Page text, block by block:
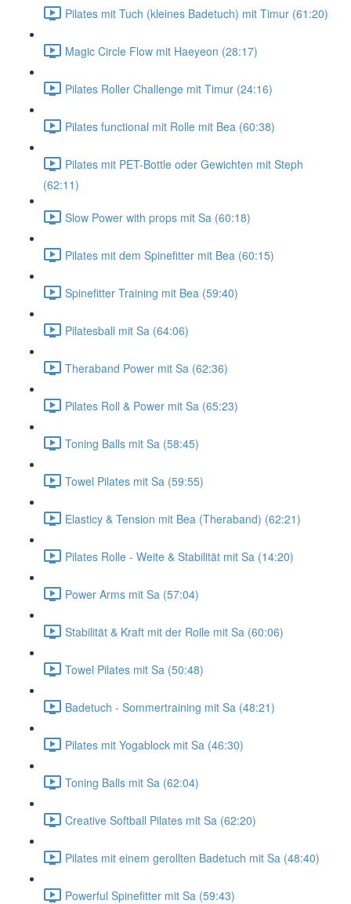
Pilates mit Tuch (kleines Badetuch) mit Timur (61:20)
Magic Circle Flow mit Haeyeon (28:17)
Pilates Roller Challenge mit Timur (24:16)
Pilates functional mit Rolle mit Bea (60:38)
Pilates mit PET-Bottle oder Gewichten mit Steph
(62:11)
Slow Power with props mit Sa (60:18)
Pilates mit dem Spinefitter mit Bea (60:15)
Spinefitter Training mit Bea (59:40)
Pilatesball mit Sa (64:06)
Theraband Power mit Sa (62:36)
Pilates Roll & Power mit Sa (65:23)
Toning Balls mit Sa (58:45)
Towel Pilates mit Sa (59:55)
Elasticy & Tension mit Bea (Theraband) (62:21)
Pilates Rolle - Weite & Stabilität mit Sa (14:20)
Power Arms mit Sa (57:04)
Stabilität & Kraft mit der Rolle mit Sa (60:06)
Towel Pilates mit Sa (50:48)
Badetuch - Sommertraining mit Sa (48:21)
Pilates mit Yogablock mit Sa (46:30)
Toning Balls mit Sa (62:04)
Creative Softball Pilates mit Sa (62:20)
Pilates mit einem gerollten Badetuch mit Sa (48:40)
Powerful Spinefitter mit Sa (59:43)